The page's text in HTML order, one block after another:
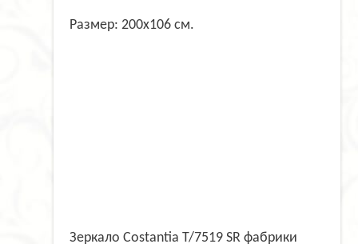
Размер: 200x106 см.
Зеркало Costantia T/7519 SR фабрики